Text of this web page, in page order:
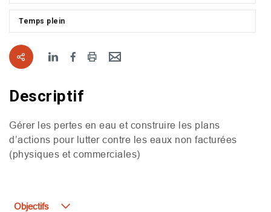
Temps plein
Descriptif
Gérer les pertes en eau et construire les plans
d’actions pour lutter contre les eaux non facturées
(physiques et commerciales)
Objectifs